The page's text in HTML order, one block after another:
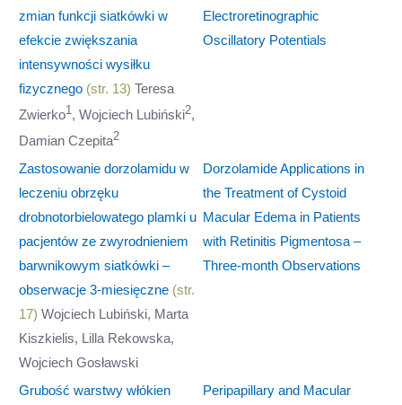
zmian funkcji siatkówki w
efekcie zwiększania
intensywności wysiłku
fizycznego (str. 13) Teresa
Zwierko1 , Wojciech Lubiński2,
Damian Czepita2
Electroretinographic
Oscillatory Potentials
Zastosowanie dorzolamidu w
leczeniu obrzęku
drobnotorbielowatego plamki u
pacjentów ze zwyrodnieniem
barwnikowym siatkówki –
obserwacje 3-miesięczne (str.
17) Wojciech Lubiński, Marta
Kiszkielis, Lilla Rekowska,
Wojciech Gosławski
Dorzolamide Applications in
the Treatment of Cystoid
Macular Edema in Patients
with Retinitis Pigmentosa –
Three-month Observations
Grubość warstwy włókien
Peripapillary and Macular